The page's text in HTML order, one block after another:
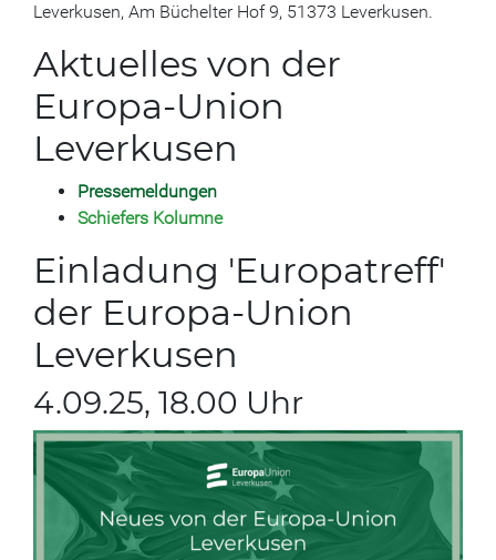
Leverkusen, Am Büchelter Hof 9, 51373 Leverkusen.
Aktuelles von der
Europa-Union
Leverkusen
Pressemeldungen
Schiefers Kolumne
Einladung 'Europatreff'
der Europa-Union
Leverkusen
4.09.25, 18.00 Uhr